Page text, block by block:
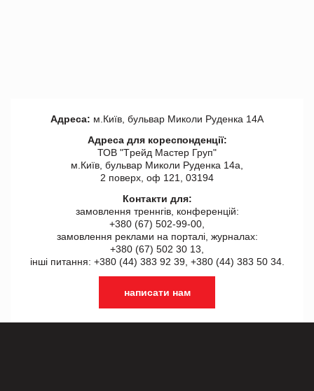
Адреса: м.Київ, бульвар Миколи Руденка 14А
Адреса для кореспонденції:
ТОВ "Tрейд Мастер Груп"
м.Київ, бульвар Миколи Руденка 14а,
2 поверх, оф 121, 03194
Контакти для:
замовлення треннгів, конференцій:
+380 (67) 502-99-00,
замовлення реклами на порталі, журналах:
+380 (67) 502 30 13,
інші питання: +380 (44) 383 92 39, +380 (44) 383 50 34.
написати нам